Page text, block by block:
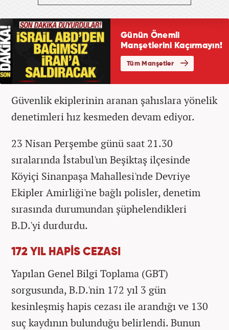
Güvenlik ekiplerinin aranan şahıslara yönelik
denetimleri hız kesmeden devam ediyor.
23 Nisan Perşembe günü saat 21.30
sıralarında İstabul'un Beşiktaş ilçesinde
Köyiçi Sinanpaşa Mahallesi'nde Devriye
Ekipler Amirliği'ne bağlı polisler, denetim
sırasında durumundan şüphelendikleri
B.D.'yi durdurdu.
172 YIL HAPİS CEZASI
Yapılan Genel Bilgi Toplama (GBT)
sorgusunda, B.D.'nin 172 yıl 3 gün
kesinleşmiş hapis cezası ile arandığı ve 130
suç kaydının bulunduğu belirlendi. Bunun